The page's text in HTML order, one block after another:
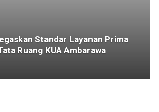
Standar Layanan Prima
Ruang KUA Ambarawa